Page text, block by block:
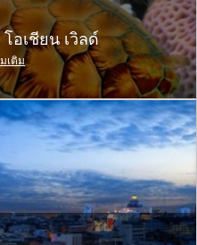
อเชียน เวิลด์
เติม